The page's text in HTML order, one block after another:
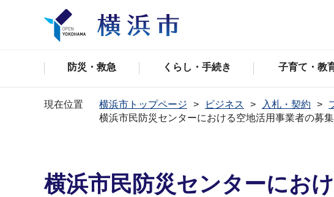
防災・救急 くらし・手続き 子育て・教
現在位置 横浜市トップページ ビジネス 入札・契約
横浜市民防災センターにおける空地活用事業者の募
横浜市民防災センターにお